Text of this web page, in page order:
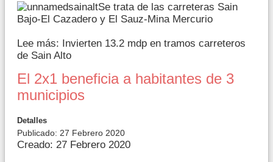
Se trata de las carreteras Sain
Bajo-El Cazadero y El Sauz-Mina Mercurio
Lee más: Invierten 13.2 mdp en tramos carreteros
de Sain Alto
El 2x1 beneficia a habitantes de 3
municipios
Detalles
Publicado: 27 Febrero 2020
Creado: 27 Febrero 2020